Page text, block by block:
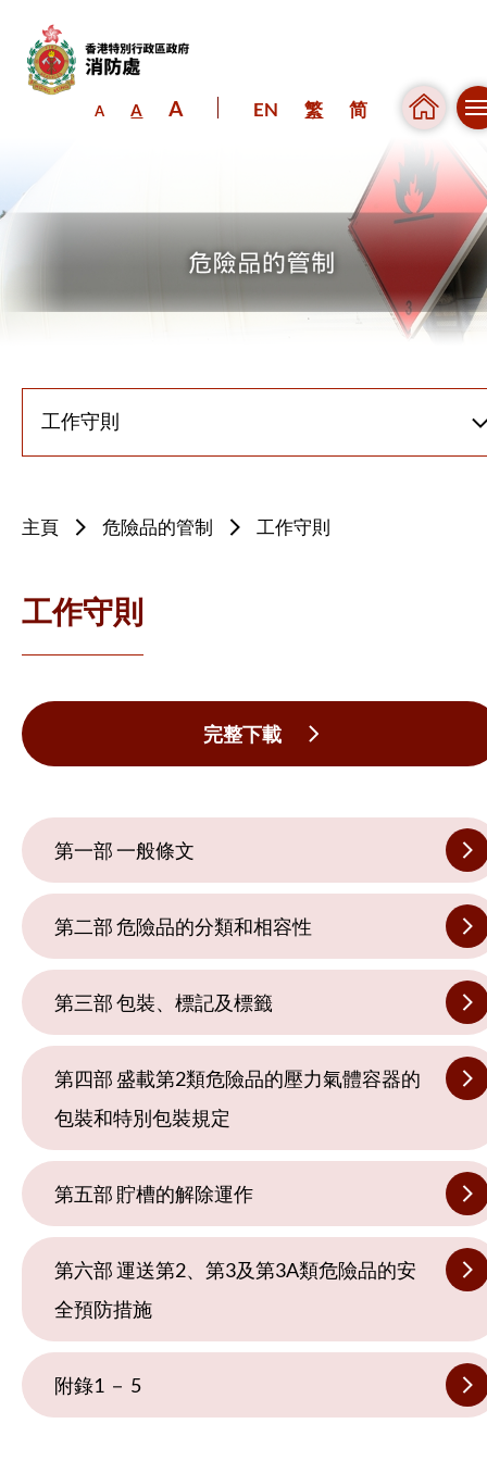
A A A EN 繁 简
主頁 危險品的管制 工作守則
工作守則
完整下載
第一部 一般條文
第二部 危險品的分類和相容性
第三部 包裝、標記及標籤
第四部 盛載第2類危險品的壓力氣體容器的
包裝和特別包裝規定
第五部 貯槽的解除運作
第六部 運送第2、第3及第3A類危險品的安
全預防措施
附錄1 － 5